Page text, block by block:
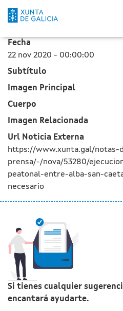
La ejecución de
Saltar al contenido principal
Fecha
22 nov 2020 - 00:00:00
Subtítulo
Imagen Principal
Cuerpo
Imagen Relacionada
Url Noticia Externa
https://www.xunta.gal/notas-
prensa/-/nova/53280/
peatonal-entre-alba-san-
necesario
Si tienes cualquier
encantará ayudarte.